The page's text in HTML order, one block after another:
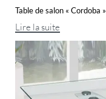
Table de salon « Cordoba »
Lire la suite